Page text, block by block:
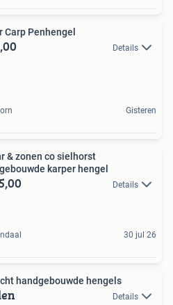
Carp Penhengel
Details
Gisteren
& zonen co sielhorst
karper hengel
Details
30 jul 26
handgebouwde hengels
Details